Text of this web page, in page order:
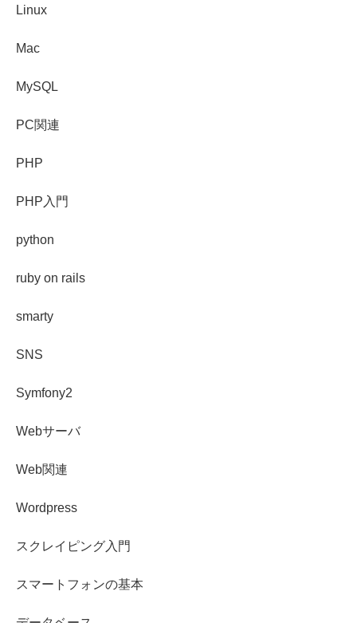
Linux
Mac
MySQL
PC関連
PHP
PHP入門
python
ruby on rails
smarty
SNS
Symfony2
Webサーバ
Web関連
Wordpress
スクレイピング入門
スマートフォンの基本